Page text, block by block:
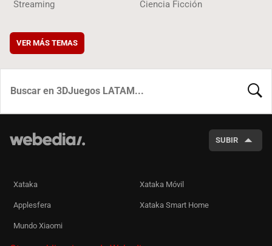
Streaming Ciencia Ficción
VER MÁS TEMAS
SUBIR
Xataka Xataka Móvil
Applesfera Xataka Smart Home
Mundo Xiaomi